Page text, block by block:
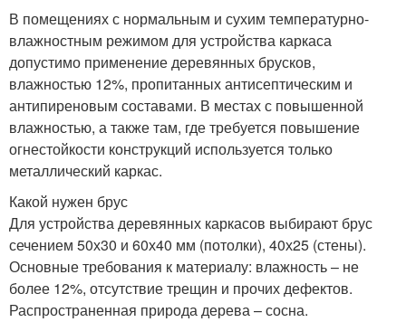
В помещениях с нормальным и сухим температурно-
влажностным режимом для устройства каркаса
допустимо применение деревянных брусков,
влажностью 12%, пропитанных антисептическим и
антипиреновым составами. В местах с повышенной
влажностью, а также там, где требуется повышение
огнестойкости конструкций используется только
металлический каркас.
Какой нужен брус
Для устройства деревянных каркасов выбирают брус
сечением 50х30 и 60х40 мм (потолки), 40х25 (стены).
Основные требования к материалу: влажность – не
более 12%, отсутствие трещин и прочих дефектов.
Распространенная природа дерева – сосна.